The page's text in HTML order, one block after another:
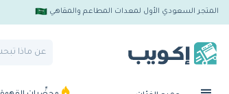
المتجر السعودي الأول لمعدات المطاعم والمقاهي